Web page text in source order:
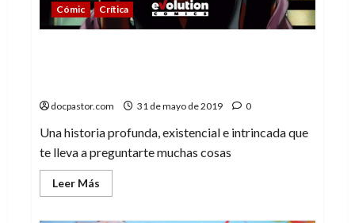
Cómic Crítica
docpastor.com 31 de mayo de 2019 0
Una historia profunda, existencial e intrincada que
te lleva a preguntarte muchas cosas
Leer Más
más